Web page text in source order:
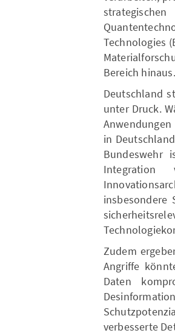
Technologies
Bereich hinaus.
Deutschland
unter Druck.
in
Bundeswehr
Integration
insbesondere
Zudem
Angriffe
Daten
verbesserte